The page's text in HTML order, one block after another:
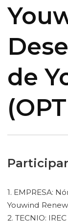
de
1. EMPRESA:
Youwind
2. TECNIO: